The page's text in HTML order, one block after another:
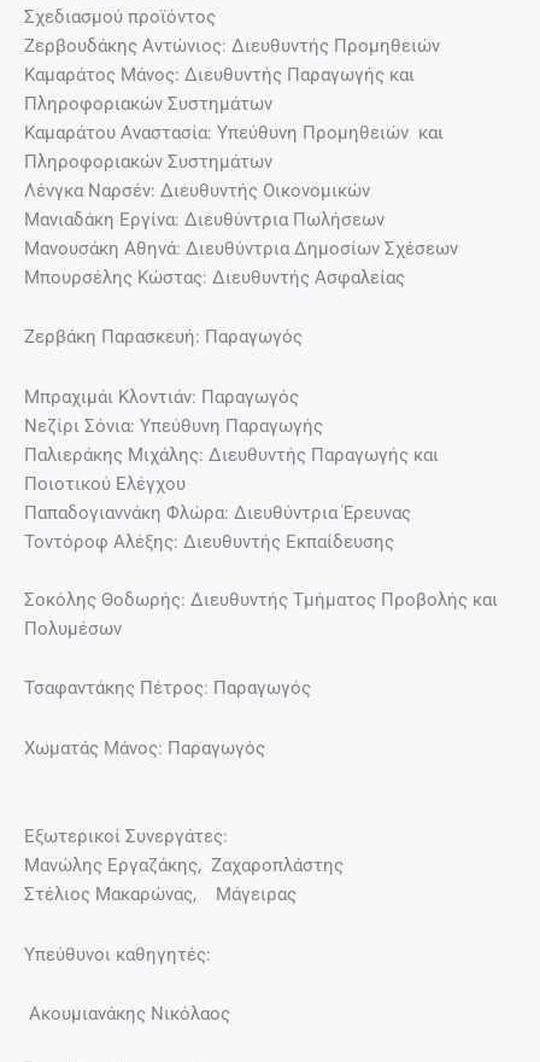
Σχεδιασμού προϊόντος
Ζερβουδάκης Αντώνιος: Διευθυντής Προμηθειών
Καμαράτος Μάνος: Διευθυντής Παραγωγής και
Πληροφοριακών Συστημάτων
Καμαράτου Αναστασία: Υπεύθυνη Προμηθειών και
Πληροφοριακών Συστημάτων
Λένγκα Ναρσέν: Διευθυντής Οικονομικών
Μανιαδάκη Εργίνα: Διευθύντρια Πωλήσεων
Μανουσάκη Αθηνά: Διευθύντρια Δημοσίων Σχέσεων
Μπουρσέλης Κώστας: Διευθυντής Ασφαλείας
Ζερβάκη Παρασκευή: Παραγωγός
Μπραχιμάι Κλοντιάν: Παραγωγός
Νεζίρι Σόνια: Υπεύθυνη Παραγωγής
Παλιεράκης Μιχάλης: Διευθυντής Παραγωγής και
Ποιοτικού Ελέγχου
Παπαδογιαννάκη Φλώρα: Διευθύντρια Έρευνας
Τοντόροφ Αλέξης: Διευθυντής Εκπαίδευσης
Σοκόλης Θοδωρής: Διευθυντής Τμήματος Προβολής και
Πολυμέσων
Τσαφαντάκης Πέτρος: Παραγωγός
Χωματάς Μάνος: Παραγωγός
Εξωτερικοί Συνεργάτες:
Μανώλης Εργαζάκης, Ζαχαροπλάστης
Στέλιος Μακαρώνας, Μάγειρας
Υπεύθυνοι καθηγητές:
Ακουμιανάκης Νικόλαος